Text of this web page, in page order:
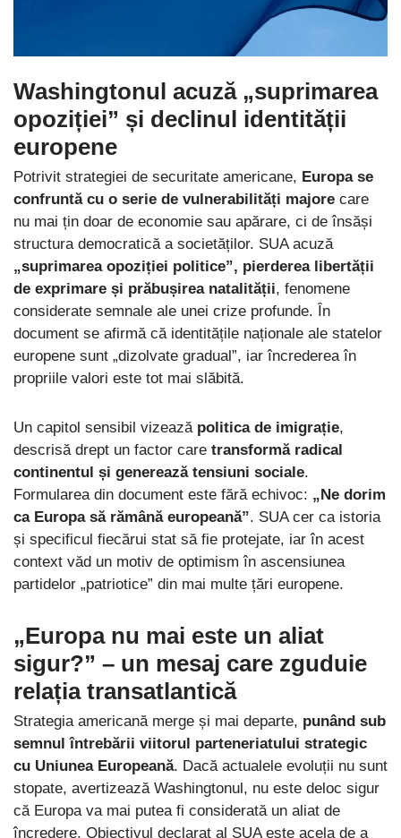
Washingtonul acuză „suprimarea
opoziției” și declinul identității
europene
Potrivit strategiei de securitate americane, Europa se
confruntă cu o serie de vulnerabilități majore care
nu mai țin doar de economie sau apărare, ci de însăși
structura democratică a societăților. SUA acuză
„suprimarea opoziției politice”, pierderea libertății
de exprimare și prăbușirea natalității, fenomene
considerate semnale ale unei crize profunde. În
document se afirmă că identitățile naționale ale statelor
europene sunt „dizolvate gradual”, iar încrederea în
propriile valori este tot mai slăbită.
Un capitol sensibil vizează politica de imigrație,
descrisă drept un factor care transformă radical
continentul și generează tensiuni sociale.
Formularea din document este fără echivoc: „Ne dorim
ca Europa să rămână europeană”. SUA cer ca istoria
și specificul fiecărui stat să fie protejate, iar în acest
context văd un motiv de optimism în ascensiunea
partidelor „patriotice” din mai multe țări europene.
„Europa nu mai este un aliat
sigur?” – un mesaj care zguduie
relația transatlantică
Strategia americană merge și mai departe, punând sub
semnul întrebării viitorul parteneriatului strategic
cu Uniunea Europeană. Dacă actualele evoluții nu sunt
stopate, avertizează Washingtonul, nu este deloc sigur
că Europa va mai putea fi considerată un aliat de
încredere. Obiectivul declarat al SUA este acela de a